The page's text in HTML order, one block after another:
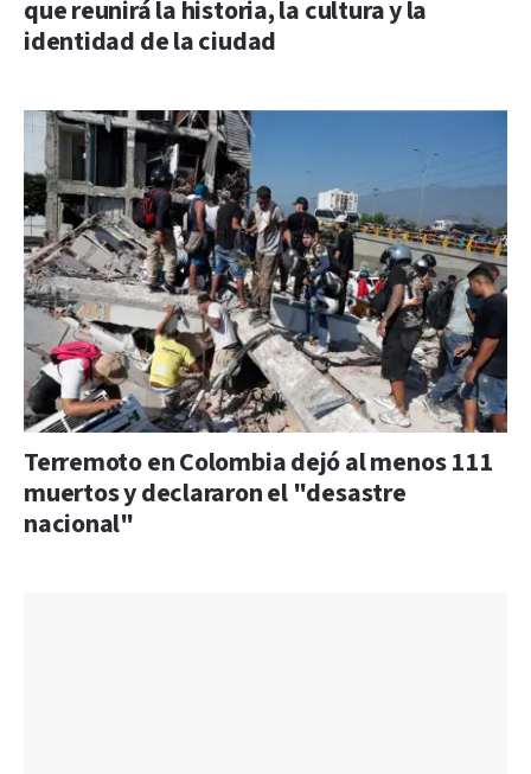
que reunirá la historia, la cultura y la
identidad de la ciudad
Terremoto en Colombia dejó al menos 111
muertos y declararon el "desastre
nacional"